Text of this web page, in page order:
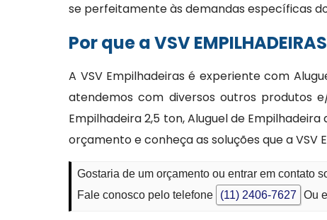
se perfeitamente às demandas específicas
Por que a VSV
A VSV Empilhadeiras é experiente com
atendemos com diversos outros produtos
Empilhadeira 2,5 ton, Aluguel de
orçamento e conheça as soluções que a
Gostaria de um orçamento ou entrar em contato
Fale conosco pelo telefone
(11) 2406-7627 Ou